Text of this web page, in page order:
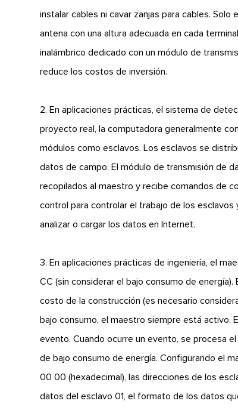
instalar cables ni cavar zanjas para cables.
antena con una altura adecuada en cada
inalámbrico dedicado con un módulo de
reduce los costos de inversión.
2. En aplicaciones prácticas, el sistema de
proyecto real, la computadora generalmente
módulos como esclavos. Los esclavos se
datos de campo. El módulo de transmisión de
recopilados al maestro y recibe comandos de
control para controlar el trabajo de los
analizar o cargar los datos en Internet.
3. En aplicaciones prácticas de ingeniería, el
CC (sin considerar el bajo consumo de
costo de la construcción (es necesario
bajo consumo, el maestro siempre está activo.
evento. Cuando ocurre un evento, se procesa
de bajo consumo de energía. Configurando el
00 00 (hexadecimal), las direcciones de los
datos del esclavo 01, el formato de los datos